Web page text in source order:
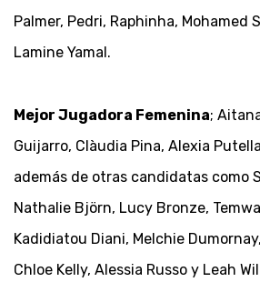
Palmer, Pedri, Raphinha, Mohamed
Lamine Yamal.
Mejor Jugadora Femenina;
Guijarro, Clàudia Pina, Alexia
además de otras candidatas como
Nathalie Björn, Lucy Bronze,
Kadidiatou Diani, Melchie
Chloe Kelly, Alessia Russo y Leah